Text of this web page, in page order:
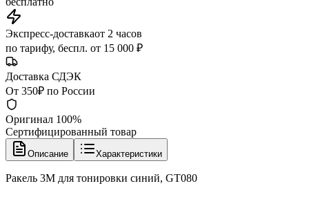
Экспресс-доставкаот 2 часов
по тарифу, беспл. от 15 000 ₽
Доставка СДЭК
От 350₽ по России
Оригинал 100%
Сертифицированный товар
Описание Характеристики
Ракель 3М для тонировки синий, GT080